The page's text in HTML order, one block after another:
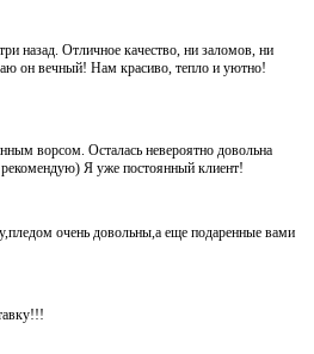
назад. Отличное качество, ни заломов, ни
он вечный! Нам красиво, тепло и уютно!
ворсом. Осталась невероятно довольна
Я уже постоянный клиент!
очень довольны,а еще подаренные вами